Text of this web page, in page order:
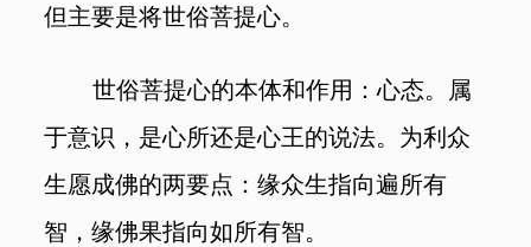
但主要是将世俗菩提心。
世俗菩提心的本体和作用：心态。属
于意识，是心所还是心王的说法。为利众
生愿成佛的两要点：缘众生指向遍所有
智，缘佛果指向如所有智。